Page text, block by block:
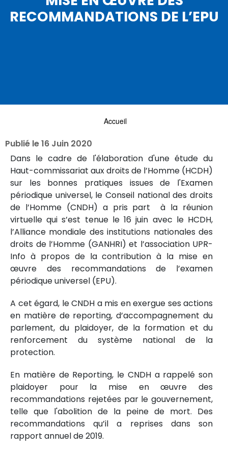
RECOMMANDATIONS DE L’EPU
Accueil
Publié le16 Juin 2020
Dans le cadre de l'élaboration d'une étude du
Haut-commissariat aux droits de l’Homme (HCDH)
sur les bonnes pratiques issues de l'Examen
périodique universel, le Conseil national des droits
de l’Homme (CNDH) a pris part à la réunion
virtuelle qui s’est tenue le 16 juin avec le HCDH,
l’Alliance mondiale des institutions nationales des
droits de l’Homme (GANHRI) et l’association UPR-
Info à propos de la contribution à la mise en
œuvre des recommandations de l’examen
périodique universel (EPU).
A cet égard, le CNDH a mis en exergue ses actions
en matière de reporting, d’accompagnement du
parlement, du plaidoyer, de la formation et du
renforcement du système national de la
protection.
En matière de Reporting, le CNDH a rappelé son
plaidoyer pour la mise en œuvre des
recommandations rejetées par le gouvernement,
telle que l'abolition de la peine de mort. Des
recommandations qu’il a reprises dans son
rapport annuel de 2019.